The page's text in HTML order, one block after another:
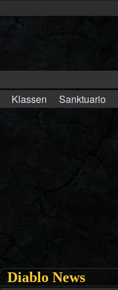
Klassen Sanktuario
Diablo News